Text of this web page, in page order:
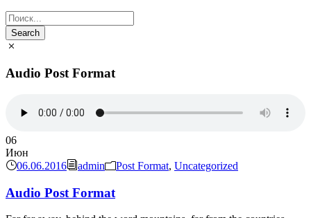
Audio Post Format
06
Июн
06.06.2016
admin Post Format, Uncategorized
Audio Post Format